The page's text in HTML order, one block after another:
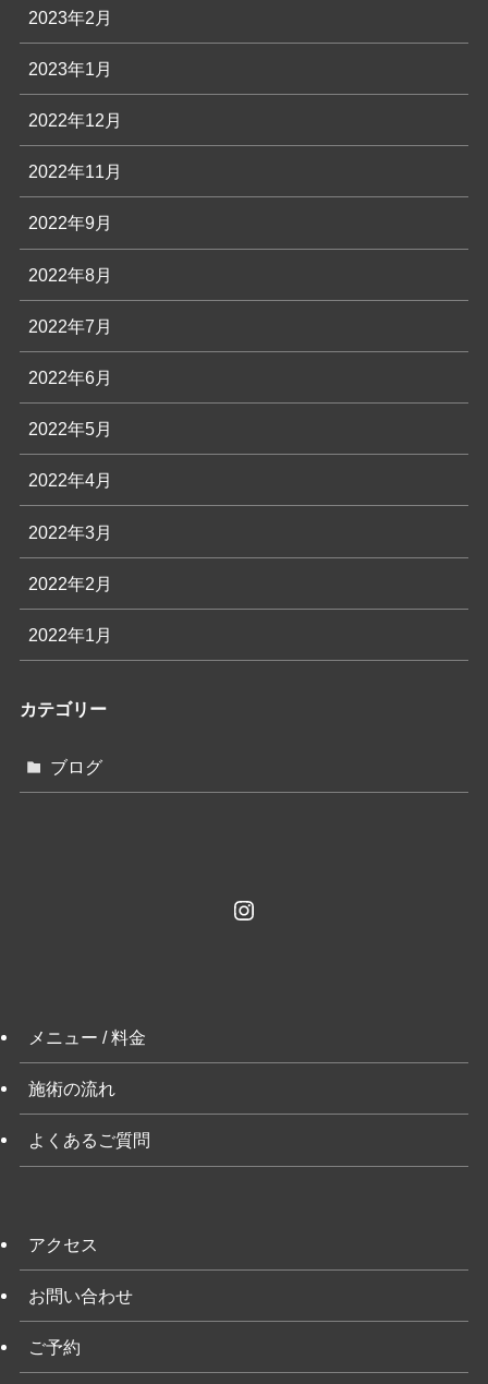
2023年2月
2023年1月
2022年12月
2022年11月
2022年9月
2022年8月
2022年7月
2022年6月
2022年5月
2022年4月
2022年3月
2022年2月
2022年1月
カテゴリー
ブログ
Instagram
メニュー / 料金
施術の流れ
よくあるご質問
アクセス
お問い合わせ
ご予約